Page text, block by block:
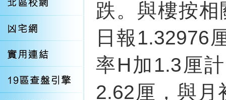
跌。與樓按
日報1.32976
率H加1.3厘
2.62厘，與月